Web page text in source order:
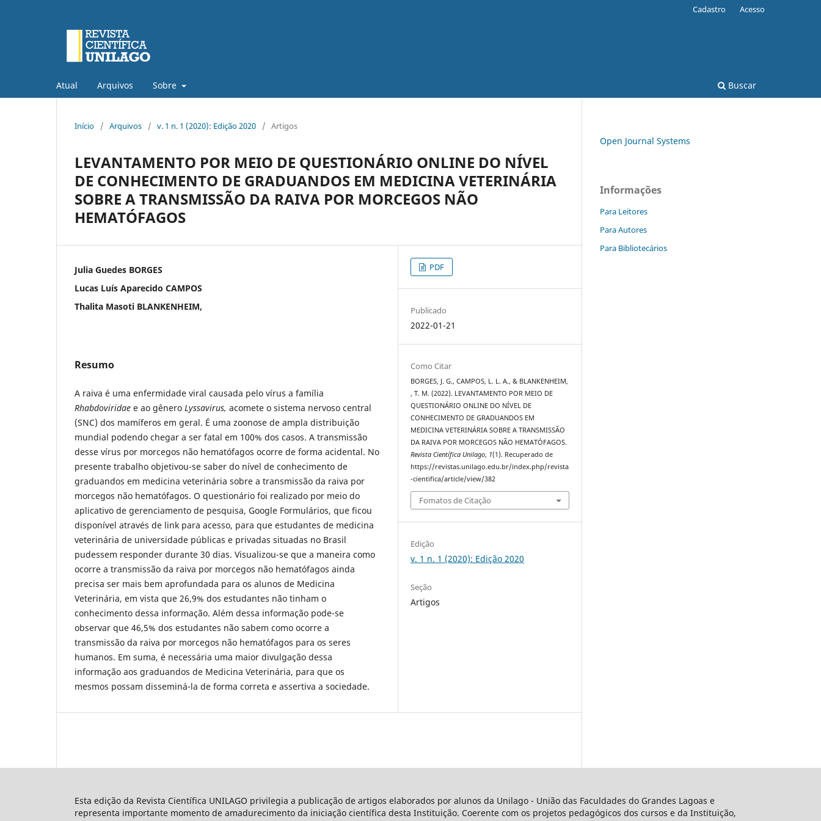
Atual Arquivos Sobre Buscar
Cadastro Acesso
Início / Arquivos / v. 1 n. 1 (2020): Edição 2020 / Artigos
LEVANTAMENTO POR MEIO DE QUESTIONÁRIO ONLINE DO NÍVEL
DE CONHECIMENTO DE GRADUANDOS EM MEDICINA VETERINÁRIA
SOBRE A TRANSMISSÃO DA RAIVA POR MORCEGOS NÃO
HEMATÓFAGOS
Julia Guedes BORGES
Lucas Luís Aparecido CAMPOS
Thalita Masoti BLANKENHEIM,
Resumo
A raiva é uma enfermidade viral causada pelo vírus a família
Rhabdoviridae e ao gênero Lyssavirus, acomete o sistema nervoso central
(SNC) dos mamíferos em geral. É uma zoonose de ampla distribuição
mundial podendo chegar a ser fatal em 100% dos casos. A transmissão
desse vírus por morcegos não hematófagos ocorre de forma acidental. No
presente trabalho objetivou-se saber do nível de conhecimento de
graduandos em medicina veterinária sobre a transmissão da raiva por
morcegos não hematófagos. O questionário foi realizado por meio do
aplicativo de gerenciamento de pesquisa, Google Formulários, que ficou
disponível através de link para acesso, para que estudantes de medicina
veterinária de universidade públicas e privadas situadas no Brasil
pudessem responder durante 30 dias. Visualizou-se que a maneira como
ocorre a transmissão da raiva por morcegos não hematófagos ainda
precisa ser mais bem aprofundada para os alunos de Medicina
Veterinária, em vista que 26,9% dos estudantes não tinham o
conhecimento dessa informação. Além dessa informação pode-se
observar que 46,5% dos estudantes não sabem como ocorre a
transmissão da raiva por morcegos não hematófagos para os seres
humanos. Em suma, é necessária uma maior divulgação dessa
informação aos graduandos de Medicina Veterinária, para que os
mesmos possam disseminá-la de forma correta e assertiva a sociedade.
PDF
Publicado
2022-01-21
Como Citar
BORGES, J. G., CAMPOS, L. L. A., & BLANKENHEIM,
, T. M. (2022). LEVANTAMENTO POR MEIO DE
QUESTIONÁRIO ONLINE DO NÍVEL DE
CONHECIMENTO DE GRADUANDOS EM
MEDICINA VETERINÁRIA SOBRE A TRANSMISSÃO
DA RAIVA POR MORCEGOS NÃO HEMATÓFAGOS.
Revista Científica Unilago, 1(1). Recuperado de
https://revistas.unilago.edu.br/index.php/revista
-cientifica/article/view/382
Fomatos de Citação
Edição
v. 1 n. 1 (2020): Edição 2020
Seção
Artigos
Open Journal Systems
Informações
Para Leitores
Para Autores
Para Bibliotecários
Esta edição da Revista Científica UNILAGO privilegia a publicação de artigos elaborados por alunos da Unilago - União das Faculdades do Grandes Lagoas e
representa importante momento de amadurecimento da iniciação científica desta Instituição. Coerente com os projetos pedagógicos dos cursos e da Instituição,